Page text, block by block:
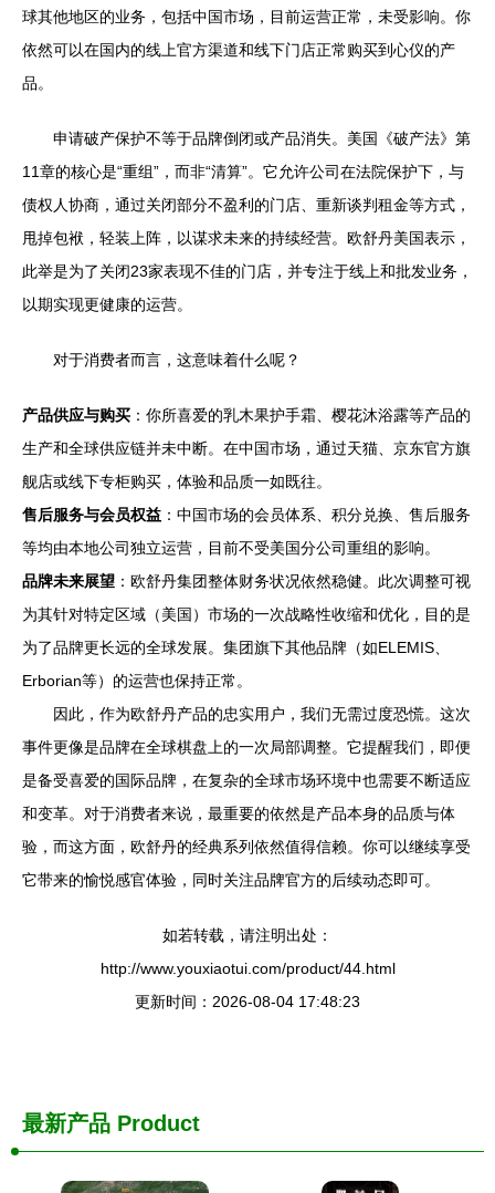
球其他地区的业务，包括中国市场，目前运营正常，未受影响。你
依然可以在国内的线上官方渠道和线下门店正常购买到心仪的产
品。
申请破产保护不等于品牌倒闭或产品消失。美国《破产法》第
11章的核心是“重组”，而非“清算”。它允许公司在法院保护下，与
债权人协商，通过关闭部分不盈利的门店、重新谈判租金等方式，
甩掉包袱，轻装上阵，以谋求未来的持续经营。欧舒丹美国表示，
此举是为了关闭23家表现不佳的门店，并专注于线上和批发业务，
以期实现更健康的运营。
对于消费者而言，这意味着什么呢？
产品供应与购买 ：你所喜爱的乳木果护手霜、樱花沐浴露等产品的
生产和全球供应链并未中断。在中国市场，通过天猫、京东官方旗
舰店或线下专柜购买，体验和品质一如既往。
售后服务与会员权益 ：中国市场的会员体系、积分兑换、售后服务
等均由本地公司独立运营，目前不受美国分公司重组的影响。
品牌未来展望 ：欧舒丹集团整体财务状况依然稳健。此次调整可视
为其针对特定区域（美国）市场的一次战略性收缩和优化，目的是
为了品牌更长远的全球发展。集团旗下其他品牌（如ELEMIS、
Erborian等）的运营也保持正常。
因此，作为欧舒丹产品的忠实用户，我们无需过度恐慌。这次
事件更像是品牌在全球棋盘上的一次局部调整。它提醒我们，即便
是备受喜爱的国际品牌，在复杂的全球市场环境中也需要不断适应
和变革。对于消费者来说，最重要的依然是产品本身的品质与体
验，而这方面，欧舒丹的经典系列依然值得信赖。你可以继续享受
它带来的愉悦感官体验，同时关注品牌官方的后续动态即可。
如若转载，请注明出处：
http://www.youxiaotui.com/product/44.html
更新时间：2026-08-04 17:48:23
最新产品 Product